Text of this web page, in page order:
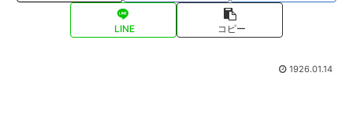
LINE コピー
1926.01.14